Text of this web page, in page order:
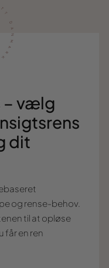
– vælg
dit
og rense-behov.
til at opløse
får en ren